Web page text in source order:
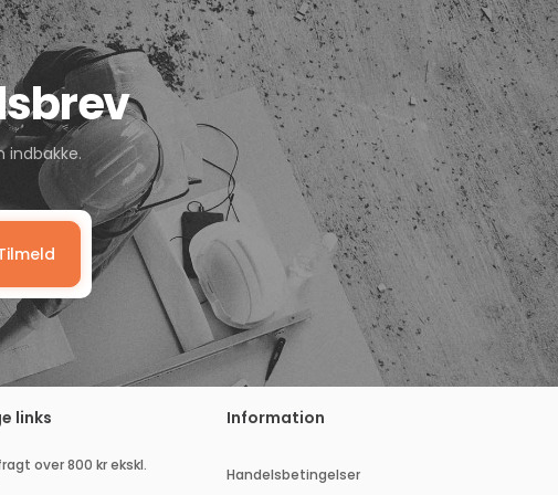
indbakke.
links
over 800 kr ekskl.
Information
Handelsbetingelser